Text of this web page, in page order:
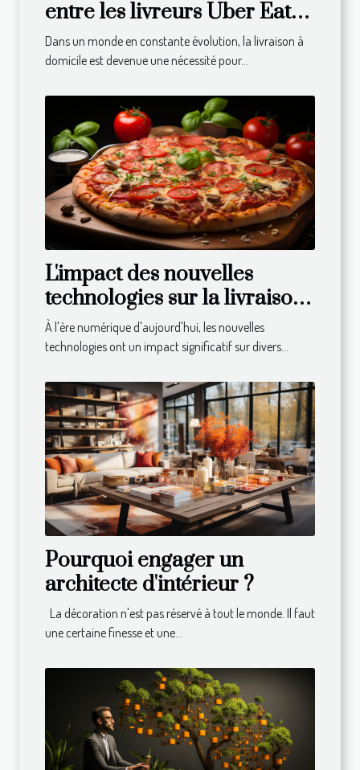
entre les livreurs Uber Eats
dans différents pays
Dans un monde en constante évolution, la livraison à
domicile est devenue une nécessité pour...
L'impact des nouvelles
technologies sur la livraison
de repas à domicile
À l'ère numérique d'aujourd'hui, les nouvelles
technologies ont un impact significatif sur divers...
Pourquoi engager un
architecte d'intérieur ?
La décoration n'est pas réservé à tout le monde. Il faut
une certaine finesse et une...